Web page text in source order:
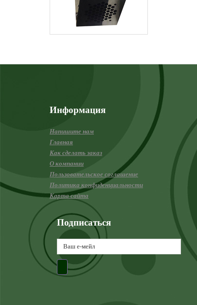
Информация
Напишите нам
Главная
Как сделать заказ
О компании
Пользовательское соглашение
Политика конфиденциальности
Карта сайта
Подписаться